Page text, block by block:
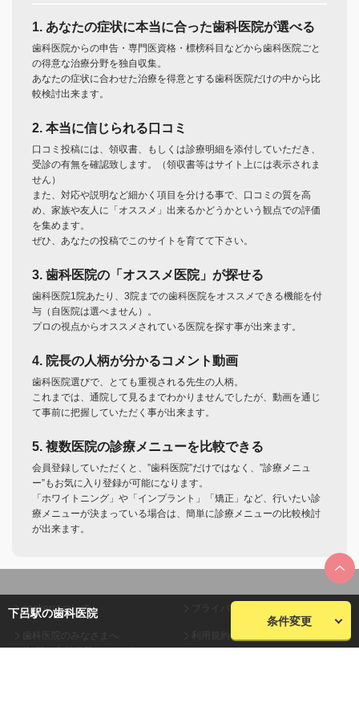
下呂駅の歯科医院
条件変更
1. あなたの症状に本当に合った歯科医院が選べる
歯科医院からの申告・専門医資格・標榜科目などから歯科医院ごと
の得意な治療分野を独自収集。
あなたの症状に合わせた治療を得意とする歯科医院だけの中から比
較検討出来ます。
2. 本当に信じられる口コミ
口コミ投稿には、領収書、もしくは診療明細を添付していただき、
受診の有無を確認致します。（領収書等はサイト上には表示されま
せん）
また、対応や説明など細かく項目を分ける事で、口コミの質を高
め、家族や友人に「オススメ」出来るかどうかという観点での評価
を集めます。
ぜひ、あなたの投稿でこのサイトを育てて下さい。
3. 歯科医院の「オススメ医院」が探せる
歯科医院1院あたり、3院までの歯科医院をオススメできる機能を付
与（自医院は選べません）。
プロの視点からオススメされている医院を探す事が出来ます。
4. 院長の人柄が分かるコメント動画
歯科医院選びで、とても重視される先生の人柄。
これまでは、通院して見るまでわかりませんでしたが、動画を通じ
て事前に把握していただく事が出来ます。
5. 複数医院の診療メニューを比較できる
会員登録していただくと、”歯科医院”だけではなく、”診療メニュ
ー”もお気に入り登録が可能になります。
「ホワイトニング」や「インプラント」「矯正」など、行いたい診
療メニューが決まっている場合は、簡単に診療メニューの比較検討
が出来ます。
seekerについて
歯科医院のみなさまへ
(無料・有料掲載について)
プライバシーポリシー